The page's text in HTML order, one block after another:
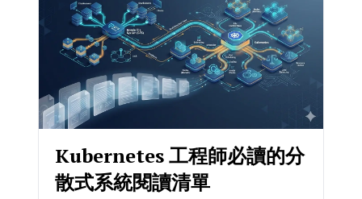
Kubernetes 工程師必讀的分
散式系統閱讀清單